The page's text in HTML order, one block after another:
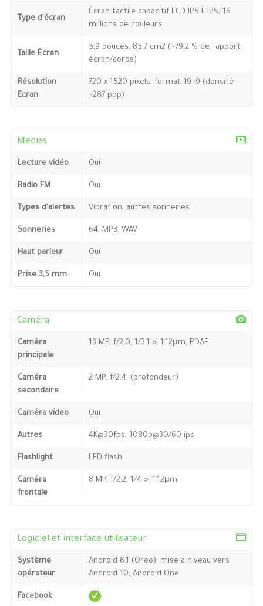
Type d'écran
Écran tactile capacitif LCD IPS LTPS, 16
millions de couleurs
Taille Écran
5,9 pouces, 85,7 cm2 (~79,2 % de rapport
écran/corps)
Résolution
Ecran
720 x 1520 pixels, format 19 :9 (densité
~287 ppp)
Médias
Lecture vidéo Oui
Radio FM Oui
Types d'alertes Vibration, autres sonneries
Sonneries 64, MP3, WAV
Haut parleur Oui
Prise 3,5 mm Oui
Caméra
Caméra
principale
13 MP, f/2.0, 1/3.1 », 1.12μm, PDAF
Caméra
secondaire
2 MP, f/2.4, (profondeur)
Caméra video Oui
Autres 4K@30fps, 1080p@30/60 ips
Flashlight LED flash
Caméra
frontale
8 MP, f/2.2, 1/4 », 1.12μm
Logiciel et interface utilisateur
Système
opérateur
Android 8.1 (Oreo), mise à niveau vers
Android 10, Android One
Facebook